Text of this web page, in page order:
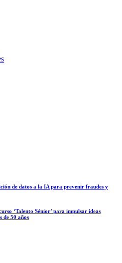
de datos a la IA para prevenir fraudes y
‘Talento Sénior’ para impulsar ideas
de 50 años